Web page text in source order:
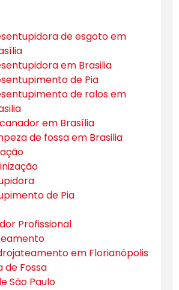
de esgoto em
em Brasilia
de Pia
de ralos em
em Brasília
de fossa em Brasilia
de Pia
Profissional
em Florianópolis
de Fossa
São Paulo